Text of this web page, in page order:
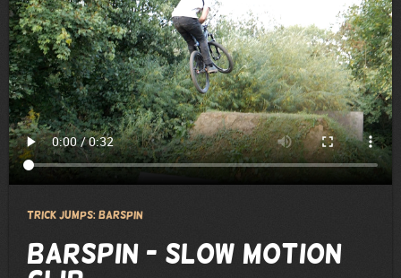
Trick Jumps: Barspin
Barspin - Slow Motion